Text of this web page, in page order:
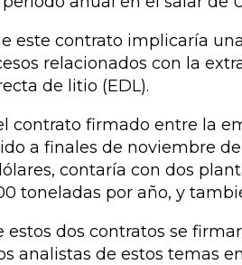
este contrato implicaría
relacionados con la
de litio (EDL).
contrato firmado entre la
a finales de noviembre
contaría con dos
toneladas por año, y
estos dos contratos se
analistas de estos temas